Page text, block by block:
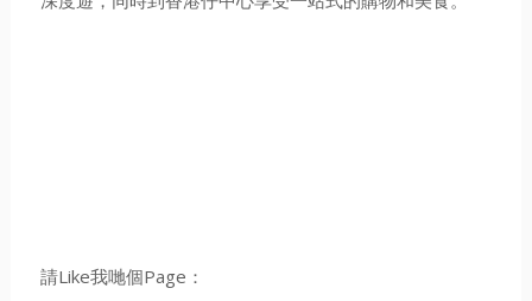
請Like我哋個Page：